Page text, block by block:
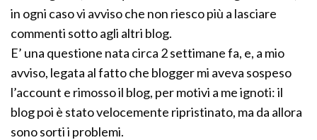
in ogni caso vi avviso che non riesco più a lasciare
commenti sotto agli altri blog.
E’ una questione nata circa 2 settimane fa, e, a mio
avviso, legata al fatto che blogger mi aveva sospeso
l’account e rimosso il blog, per motivi a me ignoti: il
blog poi è stato velocemente ripristinato, ma da allora
sono sorti i problemi.